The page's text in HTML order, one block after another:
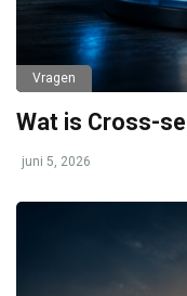
Vragen
Wat is Cross-
juni 5, 2026